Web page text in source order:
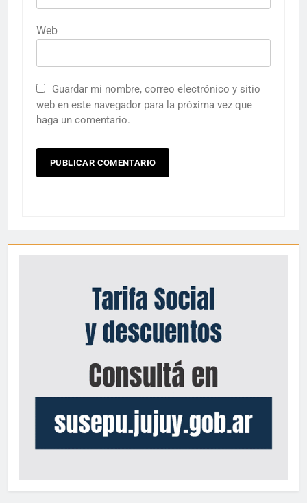
Web
Guardar mi nombre, correo electrónico y sitio
web en este navegador para la próxima vez que
haga un comentario.